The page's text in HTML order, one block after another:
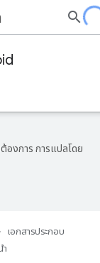
องการ การแปลโดย
เอกสารประกอบ
ำ